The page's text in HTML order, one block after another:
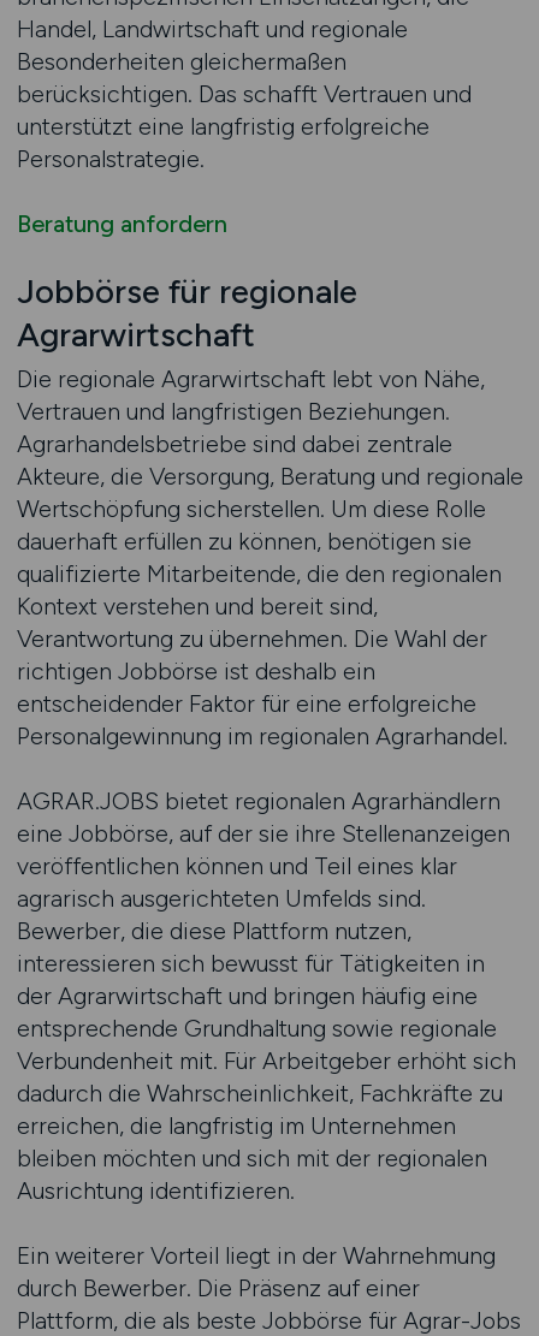
Handel, Landwirtschaft und regionale
Besonderheiten gleichermaßen
berücksichtigen. Das schafft Vertrauen und
unterstützt eine langfristig erfolgreiche
Personalstrategie.
Beratung anfordern
Jobbörse für regionale
Agrarwirtschaft
Die regionale Agrarwirtschaft lebt von Nähe,
Vertrauen und langfristigen Beziehungen.
Agrarhandelsbetriebe sind dabei zentrale
Akteure, die Versorgung, Beratung und regionale
Wertschöpfung sicherstellen. Um diese Rolle
dauerhaft erfüllen zu können, benötigen sie
qualifizierte Mitarbeitende, die den regionalen
Kontext verstehen und bereit sind,
Verantwortung zu übernehmen. Die Wahl der
richtigen Jobbörse ist deshalb ein
entscheidender Faktor für eine erfolgreiche
Personalgewinnung im regionalen Agrarhandel.
AGRAR.JOBS bietet regionalen Agrarhändlern
eine Jobbörse, auf der sie ihre Stellenanzeigen
veröffentlichen können und Teil eines klar
agrarisch ausgerichteten Umfelds sind.
Bewerber, die diese Plattform nutzen,
interessieren sich bewusst für Tätigkeiten in
der Agrarwirtschaft und bringen häufig eine
entsprechende Grundhaltung sowie regionale
Verbundenheit mit. Für Arbeitgeber erhöht sich
dadurch die Wahrscheinlichkeit, Fachkräfte zu
erreichen, die langfristig im Unternehmen
bleiben möchten und sich mit der regionalen
Ausrichtung identifizieren.
Ein weiterer Vorteil liegt in der Wahrnehmung
durch Bewerber. Die Präsenz auf einer
Plattform, die als beste Jobbörse für Agrar-Jobs